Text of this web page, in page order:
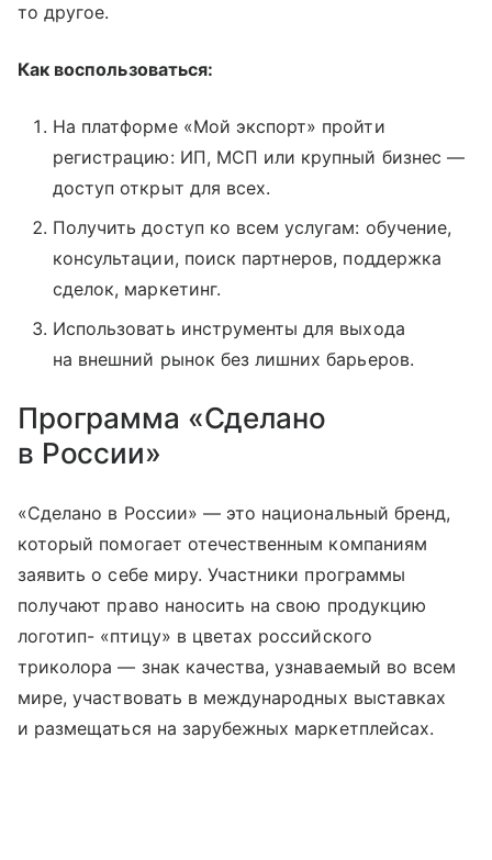
то другое.
Как воспользоваться:
На платформе «Мой экспорт» пройти
регистрацию: ИП, МСП или крупный бизнес —
доступ открыт для всех.
Получить доступ ко всем услугам: обучение,
консультации, поиск партнеров, поддержка
сделок, маркетинг.
Использовать инструменты для выхода
на внешний рынок без лишних барьеров.
Программа «Сделано
в России»
«Сделано в России» — это национальный бренд,
который помогает отечественным компаниям
заявить о себе миру. Участники программы
получают право наносить на свою продукцию
логотип- «птицу» в цветах российского
триколора — знак качества, узнаваемый во всем
мире, участвовать в международных выставках
и размещаться на зарубежных маркетплейсах.